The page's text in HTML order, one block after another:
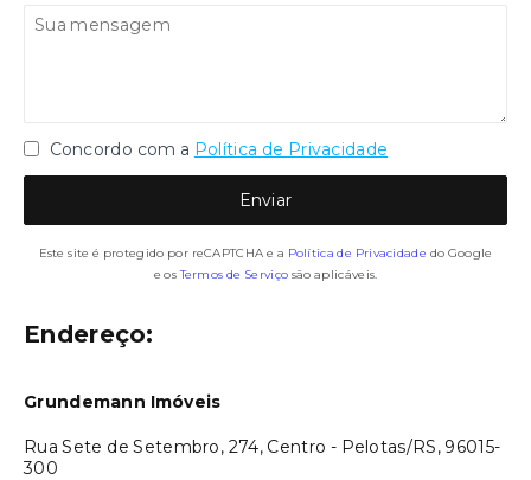
Concordo com a Política de Privacidade
Enviar
Este site é protegido por reCAPTCHA e a Política de Privacidade do Google
e osTermos de Serviço são aplicáveis.
Endereço:
Grundemann Imóveis
Rua Sete de Setembro, 274, Centro - Pelotas/RS, 96015-
300